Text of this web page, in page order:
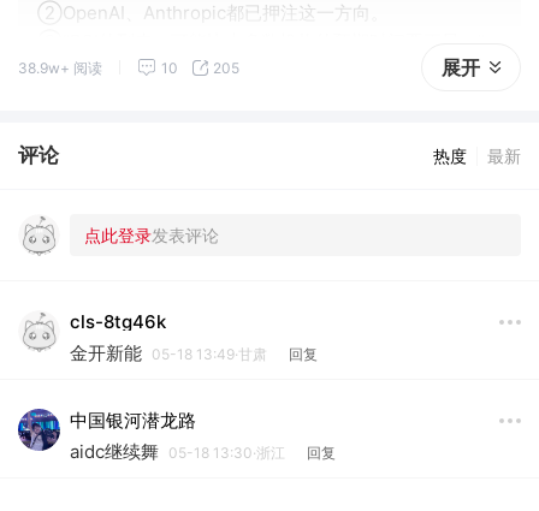
②OpenAI、Anthropic都已押注这一方向。
38.9w+ 阅读 10 205 展开
评论 热度 最新
cls-8tg46k
金开新能 05-18 13:49·甘肃 回复
中国银河潜龙路
aidc继续舞 05-18 13:30·浙江 回复